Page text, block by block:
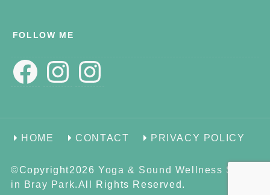
FOLLOW ME
FacebookInstagramInstagram
HOME CONTACT PRIVACY POLICY
©Copyright2026 Yoga & Sound Wellness Space
in Bray Park.All Rights Reserved.